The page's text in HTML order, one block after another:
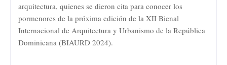
arquitectura, quienes se dieron cita para conocer los
pormenores de la próxima edición de la XII Bienal
Internacional de Arquitectura y Urbanismo de la República
Dominicana (BIAURD 2024).